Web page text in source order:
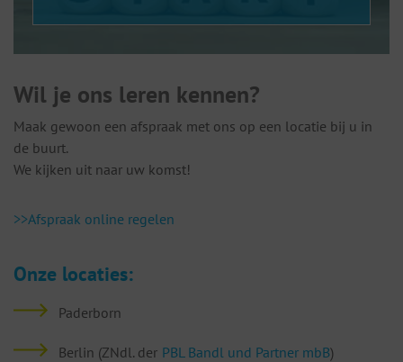
Wil je ons leren kennen?
Maak gewoon een afspraak met ons op een locatie bij u in
de buurt.
We kijken uit naar uw komst!
>>Afspraak online regelen
Onze locaties:
Paderborn
Berlin (ZNdl. der PBL Bandl und Partner mbB)